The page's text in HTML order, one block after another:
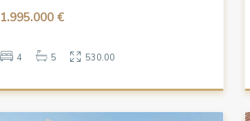
1.995.000 €
4 5 530.00